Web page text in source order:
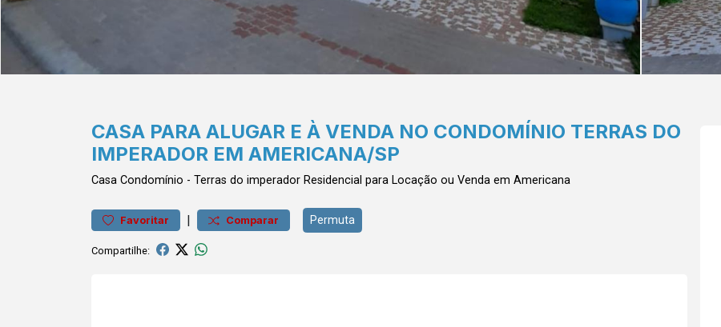
CASA PARA ALUGAR E À VENDA NO CONDOMÍNIO TERRAS DO
IMPERADOR EM AMERICANA/SP
Casa Condomínio - Terras do imperador Residencial para Locação ou Venda em Americana
Favoritar | Comparar Permuta
Compartilhe: